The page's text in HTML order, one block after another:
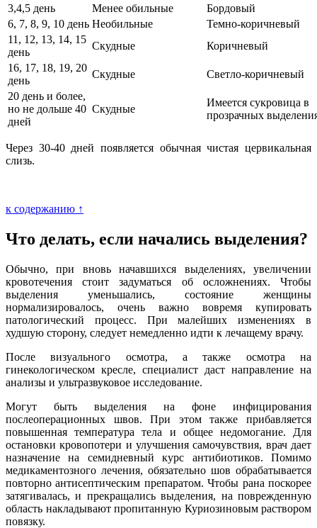
3,4,5 день
Менее обильные
Бордовый
6, 7, 8, 9, 10 день Необильные
Темно-коричневый
11, 12, 13, 14, 15
день
Скудные
Коричневый
16, 17, 18, 19, 20
день
Скудные
Светло-коричневый
20 день и более,
но не дольше 40
дней
Скудные
Имеется сукровица в
прозрачных
Через 30-40 дней появляется обычная чистая цервикальная
слизь.
к содержанию ↑
Что делать, если начались выделения?
Обычно, при вновь начавшихся выделениях, увеличении
кровотечения стоит задуматься об осложнениях. Чтобы
выделения уменьшались, состояние женщины
нормализировалось, очень важно вовремя купировать
патологический процесс. При малейших изменениях в
худшую сторону, следует немедленно идти к лечащему врачу.
После визуального осмотра, а также осмотра на
гинекологическом кресле, специалист даст направление на
анализы и ультразвуковое исследование.
Могут быть выделения на фоне инфицирования
послеоперационных швов. При этом также прибавляется
повышенная температура тела и общее недомогание. Для
остановки кровопотери и улучшения самочувствия, врач дает
назначение на семидневный курс антибиотиков. Помимо
медикаментозного лечения, обязательно шов обрабатывается
повторно антисептическим препаратом. Чтобы рана поскорее
затягивалась, и прекращались выделения, на поврежденную
область накладывают пропитанную Куриозиновым раствором
повязку.